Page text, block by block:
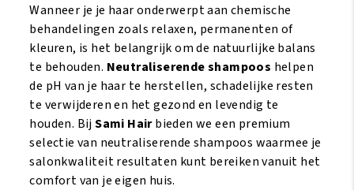
Wanneer je je haar onderwerpt aan chemische
behandelingen zoals relaxen, permanenten of
kleuren, is het belangrijk om de natuurlijke balans
te behouden. Neutraliserende shampoos helpen
de pH van je haar te herstellen, schadelijke resten
te verwijderen en het gezond en levendig te
houden. BijSami Hairbieden we een premium
selectie van neutraliserende shampoos waarmee je
salonkwaliteit resultaten kunt bereiken vanuit het
comfort van je eigen huis.